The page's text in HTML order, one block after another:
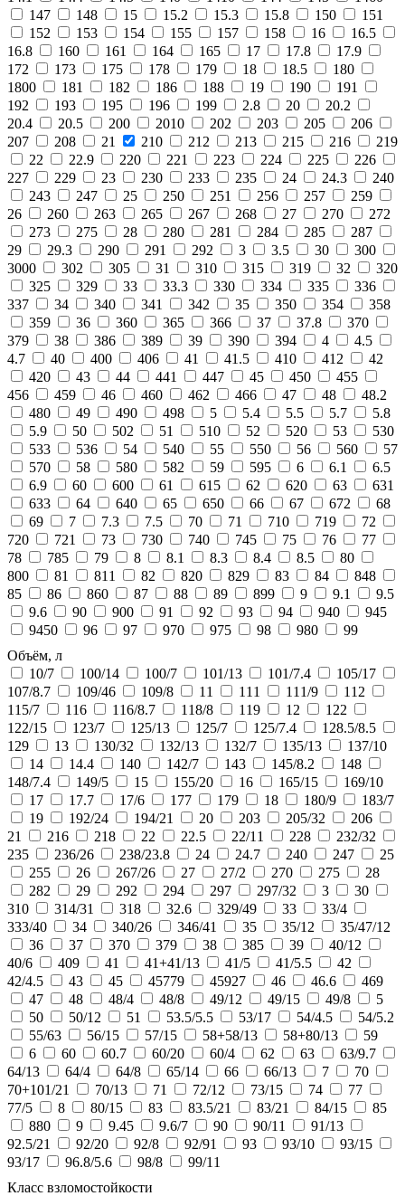
147
148 15 15.2 15.3 15.8 150
151
152
153 154 155 157 158 16
16.5
16.8
160 161 164 165 17 17.8
17.9
172
173 175 178 179 18 18.5
180
1800
181 182 186 188 19 190
191
192
193 195 196 199 2.8 20
20.2
20.4
20.5 200 2010 202 203 205
206
207
208 21 210 212 213 215 216
219
22
22.9 220 221 223 224 225
226
227
229 23 230 233 235 24 24.3
240
243
247 25 250 251 256 257
259
26
260 263 265 267 268 27 270
272
273
275 28 280 281 284 285
287
29
29.3 290 291 292 3 3.5 30
300
3000
302 305 31 310 315 319 32
320
325
329 33 33.3 330 334 335
336
337
34 340 341 342 35 350 354
358
359
36 360 365 366 37 37.8
370
379
38 386 389 39 390 394 4
4.5
4.7
40 400 406 41 41.5 410 412
42
420
43 44 441 447 45 450
455
456
459 46 460 462 466 47 48
48.2
480
49 490 498 5 5.4 5.5 5.7
5.8
5.9
50 502 51 510 52 520 53
530
533
536 54 540 55 550 56 560
57
570
58 580 582 59 595 6 6.1
6.5
6.9
60 600 61 615 62 620 63
631
633
64 640 65 650 66 67 672
68
69
7 7.3 7.5 70 71 710 719
72
720
721 73 730 740 745 75 76
77
78
785 79 8 8.1 8.3 8.4 8.5
80
800
81 811 82 820 829 83 84
848
85
86 860 87 88 89 899 9 9.1
9.5
9.6
90 900 91 92 93 94 940
945
9450
96 97 970 975 98 980
99
Объём, л
10/7
100/14 100/7 101/13 101/7.4
105/17
107/8.7
109/46 109/8 11 111 111/9
112
115/7
116 116/8.7 118/8 119 12
122
122/15
123/7 125/13 125/7 125/7.4
128.5/8.5
129
13 130/32 132/13 132/7 135/13
137/10
14
14.4 140 142/7 143 145/8.2
148
148/7.4
149/5 15 155/20 16 165/15
169/10
17
17.7 17/6 177 179 18 180/9
183/7
19
192/24 194/21 20 203 205/32
206
21
216 218 22 22.5 22/11 228
232/32
235
236/26 238/23.8 24 24.7 240 247
25
255
26 267/26 27 27/2 270 275
28
282
29 292 294 297 297/32 3
30
310
314/31 318 32.6 329/49 33
33/4
333/40
34 340/26 346/41 35 35/12
35/47/12
36
37 370 379 38 385 39
40/12
40/6
409 41 41+41/13 41/5 41/5.5
42
42/4.5
43 45 45779 45927 46 46.6
469
47
48 48/4 48/8 49/12 49/15 49/8
5
50
50/12 51 53.5/5.5 53/17 54/4.5
54/5.2
55/63
56/15 57/15 58+58/13 58+80/13
59
6
60 60.7 60/20 60/4 62 63
63/9.7
64/13
64/4 64/8 65/14 66 66/13 7
70
70+101/21
70/13 71 72/12 73/15 74
77
77/5
8 80/15 83 83.5/21 83/21 84/15
85
880
9 9.45 9.6/7 90 90/11
91/13
92.5/21
92/20 92/8 92/91 93 93/10
93/15
93/17
96.8/5.6 98/8
99/11
Класс взломостойкости